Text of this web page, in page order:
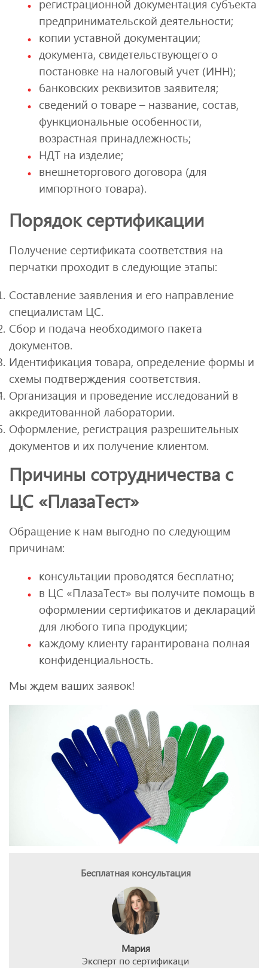
регистрационной документация субъекта
предпринимательской деятельности;
копии уставной документации;
документа, свидетельствующего о
постановке на налоговый учет (ИНН);
банковских реквизитов заявителя;
сведений о товаре – название, состав,
функциональные особенности,
возрастная принадлежность;
НДТ на изделие;
внешнеторгового договора (для
импортного товара).
Порядок сертификации
Получение сертификата соответствия на
перчатки проходит в следующие этапы:
Составление заявления и его направление
специалистам ЦС.
Сбор и подача необходимого пакета
документов.
Идентификация товара, определение формы и
схемы подтверждения соответствия.
Организация и проведение исследований в
аккредитованной лаборатории.
Оформление, регистрация разрешительных
документов и их получение клиентом.
Причины сотрудничества с
ЦС «ПлазаТест»
Обращение к нам выгодно по следующим
причинам:
консультации проводятся бесплатно;
в ЦС «ПлазаТест» вы получите помощь в
оформлении сертификатов и деклараций
для любого типа продукции;
каждому клиенту гарантирована полная
конфиденциальность.
Мы ждем ваших заявок!
Бесплатная консультация
Мария
Эксперт по сертификаци